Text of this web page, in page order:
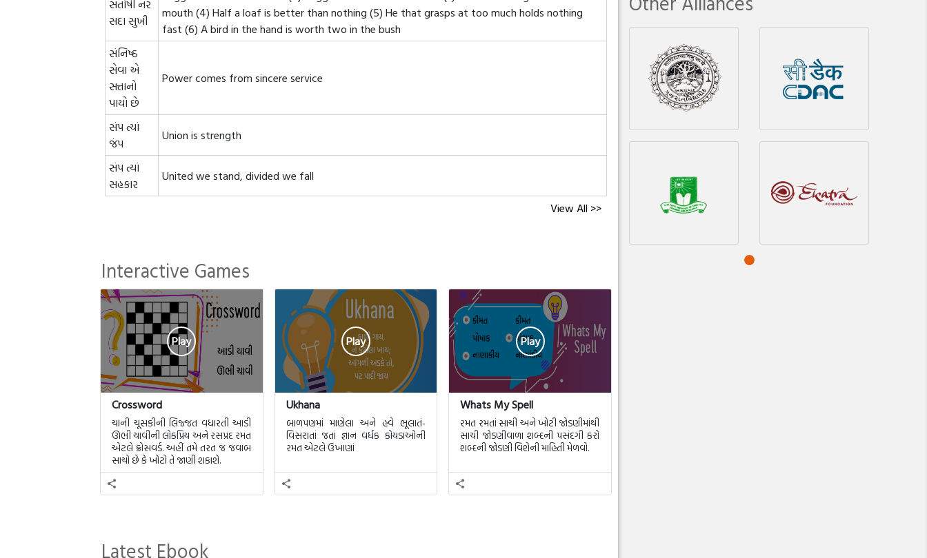
સંતોષી નર
સદા સુખી
mouth (4) Half a loaf is better than nothing (5) He that grasps at too much holds nothing
fast (6) A bird in the hand is worth two in the bush
સંનિષ્ઠ
સેવા એ
સત્તાનો
પાયો છે
Power comes from sincere service
સંપ ત્યાં
જંપ
Union is strength
સંપ ત્યાં
સહકાર
United we stand, divided we fall
View All >>
Interactive Games
Play
Crossword
ચાની ચૂસકીની લિજ્જત વધારતી આડી
ઊભી ચાવીની લોકપ્રિય અને રસપ્રદ રમત
એટલે ક્રોસવર્ડ. અહીં તમે તરત જ જવાબ
સાચો છે કે ખોટો તે જાણી શકાશે.
Play
Ukhana
બાળપણમાં માણેલા અને હવે ભૂલાતં-
વિસરાતાં જતાં જ્ઞાન વર્ધક કોયડાઓની
રમત એટલે ઉખાણાં
Play
Whats My Spell
રમત રમતાં સાચી અને ખોટી જોડણીમાંથી
સાચી જોડણીવાળા શબ્દની પસંદગી કરો
શબ્દની જોડણી વિશેની માહિતી મેળવો.
Latest Ebook